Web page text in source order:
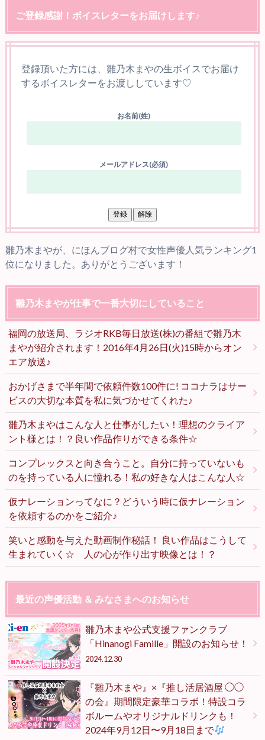
ご登録感謝！ボイスレターをお届けします♪
登録頂いた方には、雛乃木まやの生ボイスでお届け
するボイスレターをお渡ししています♡
お名前(姓)
メールアドレス(必須)
雛乃木まやが、にほんブログ村で女性声優人気ランキング1
位になりました。ありがとうございます！
雛乃木まやが仕事で一番大切にしていること
福岡の放送局、ラジオRKB毎日放送(株)の番組で雛乃木
まやが紹介されます！2016年4月26日(火)15時からオン
エア放送♪
おかげさまで半年間で依頼件数100件に! ココナラはサー
ビスの大切な本質を私に気づかせてくれた♪
雛乃木まやはこんな人と仕事がしたい！理想のクライア
ント様とは！？良い作品作りができる条件☆
コンプレックスと向き合うこと。自分に持っていないも
のを持っている人に憧れる！私の好きな人はこんな人☆
仮ナレーションってなに？どういう時に仮ナレーション
を依頼するのかをご紹介♪
笑いと感動を与えた動画制作秘話！ 良い作品はこうして
生まれていく☆ 人の心が作り出す映像とは！？
最近の声優活動 ＆ みなさまへのお知らせ
雛乃木まや公式支援ファンクラブ
「Hinanogi Famille」開設のお知らせ！
2024.12.30
『雛乃木まや』×『推し活居酒屋 ◯◯
の会』期間限定豪華コラボ！特設コラ
ボルームやオリジナルドリンクも！
2024年9月12日〜9月18日まで